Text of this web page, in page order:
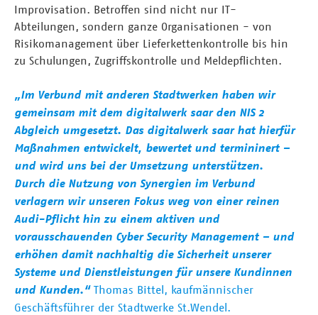
Improvisation. Betroffen sind nicht nur IT-
Abteilungen, sondern ganze Organisationen - von
Risikomanagement über Lieferkettenkontrolle bis hin
zu Schulungen, Zugriffskontrolle und Meldepflichten.
„Im Verbund mit anderen Stadtwerken haben wir
gemeinsam mit dem digitalwerk saar den NIS 2
Abgleich umgesetzt. Das digitalwerk saar hat hierfür
Maßnahmen entwickelt, bewertet und termininert –
und wird uns bei der Umsetzung unterstützen.
Durch die Nutzung von Synergien im Verbund
verlagern wir unseren Fokus weg von einer reinen
Audi-Pflicht hin zu einem aktiven und
vorausschauenden Cyber Security Management – und
erhöhen damit nachhaltig die Sicherheit unserer
Systeme und Dienstleistungen für unsere Kundinnen
und Kunden.“ Thomas Bittel, kaufmännischer
Geschäftsführer der Stadtwerke St.Wendel.